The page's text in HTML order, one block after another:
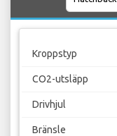
Kroppstyp
CO2-utsläpp
Drivhjul
Bränsle